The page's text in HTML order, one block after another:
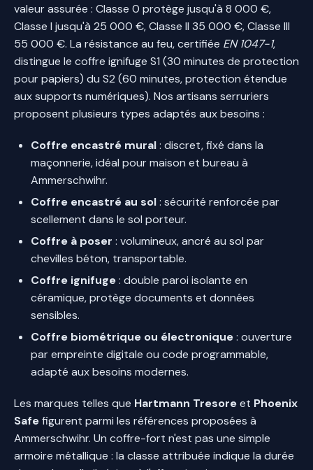
valeur assurée : Classe 0 protège jusqu'à 8 000 €,
Classe I jusqu'à 25 000 €, Classe II 35 000 €, Classe III
55 000 €. La résistance au feu, certifiée EN 1047-1,
distingue le coffre ignifuge S1 (30 minutes de protection
pour papiers) du S2 (60 minutes, protection étendue
aux supports numériques). Nos artisans serruriers
proposent plusieurs types adaptés aux besoins :
Coffre encastré mural: discret, fixé dans la
maçonnerie, idéal pour maison et bureau à
Ammerschwihr.
Coffre encastré au sol: sécurité renforcée par
scellement dans le sol porteur.
Coffre à poser : volumineux, ancré au sol par
chevilles béton, transportable.
Coffre ignifuge: double paroi isolante en
céramique, protège documents et données
sensibles.
Coffre biométrique ou électronique: ouverture
par empreinte digitale ou code programmable,
adapté aux besoins modernes.
Les marques telles que Hartmann Tresoreet Phoenix
Safefigurent parmi les références proposées à
Ammerschwihr. Un coffre-fort n'est pas une simple
armoire métallique : la classe attribuée indique la durée